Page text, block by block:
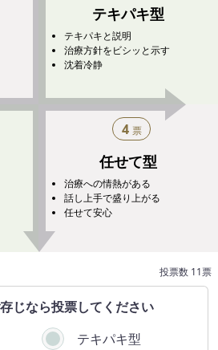
テキパキ型
テキパキと説明
治療方針をビシッと示す
沈着冷静
4 票
任せて型
治療への情熱がある
話し上手で盛り上がる
任せて安心
投票数 11票
じなら​投票してください
テキパキ型